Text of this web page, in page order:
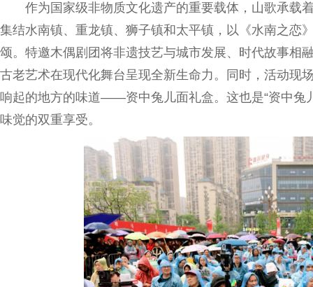
作为国家级非物质文化遗产的重要载体，山歌承载
集结水南镇、重龙镇、狮子镇和太平镇，以《水南之恋
颂。特邀木偶剧团将非遗技艺与城市发展、时代故事相
古老艺术在现代化舞台呈现全新生命力。同时，活动现
响起的地方的味道——资中兔儿面礼盒。这也是“资中兔
味觉的双重享受。